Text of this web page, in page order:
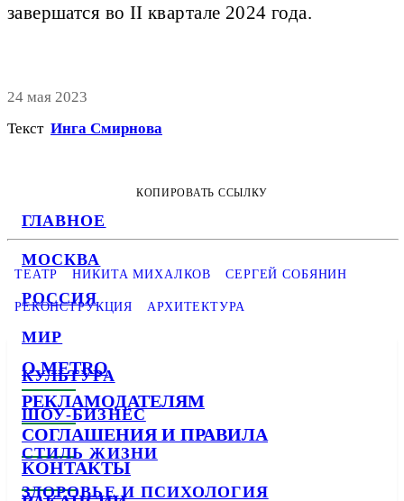
ГЛАВНОЕ
МОСКВА
РОССИЯ
МИР
КУЛЬТУРА
ШОУ-БИЗНЕС
СТИЛЬ ЖИЗНИ
ЗДОРОВЬЕ И ПСИХОЛОГИЯ
завершатся во II квартале 2024 года.
24 мая 2023
Текст Инга Смирнова
КОПИРОВАТЬ ССЫЛКУ
ТЕАТР НИКИТА МИХАЛКОВ СЕРГЕЙ СОБЯНИН
РЕКОНСТРУКЦИЯ АРХИТЕКТУРА
О METRO
РЕКЛАМОДАТЕЛЯМ
СОГЛАШЕНИЯ И ПРАВИЛА
КОНТАКТЫ